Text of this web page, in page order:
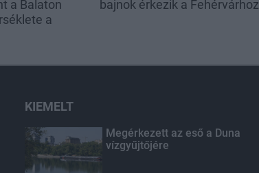
a Balaton
a
bajnok érkezik a Fehérvárhoz
KIEMELT
Megérkezett az eső a Duna
vízgyűjtőjére